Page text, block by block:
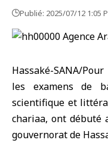
Publié: 2025/07/12 1:05
Hassaké-SANA/
les examens de
scientifique et
chariaa, ont débuté
gouvernorat de